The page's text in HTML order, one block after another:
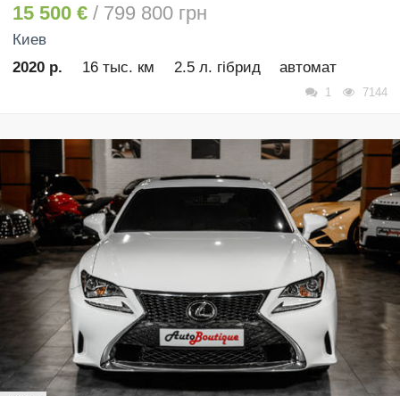
15 500 € / 799 800 грн
Киев
2020 р.
16 тыс. км 2.5 л. гібрид автомат
1 7144